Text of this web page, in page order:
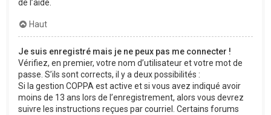
de l’aide.
Haut
Je suis enregistré mais je ne peux pas me connecter !
Vérifiez, en premier, votre nom d’utilisateur et votre mot de
passe. S’ils sont corrects, il y a deux possibilités :
Si la gestion COPPA est active et si vous avez indiqué avoir
moins de 13 ans lors de l’enregistrement, alors vous devrez
suivre les instructions reçues par courriel. Certains forums